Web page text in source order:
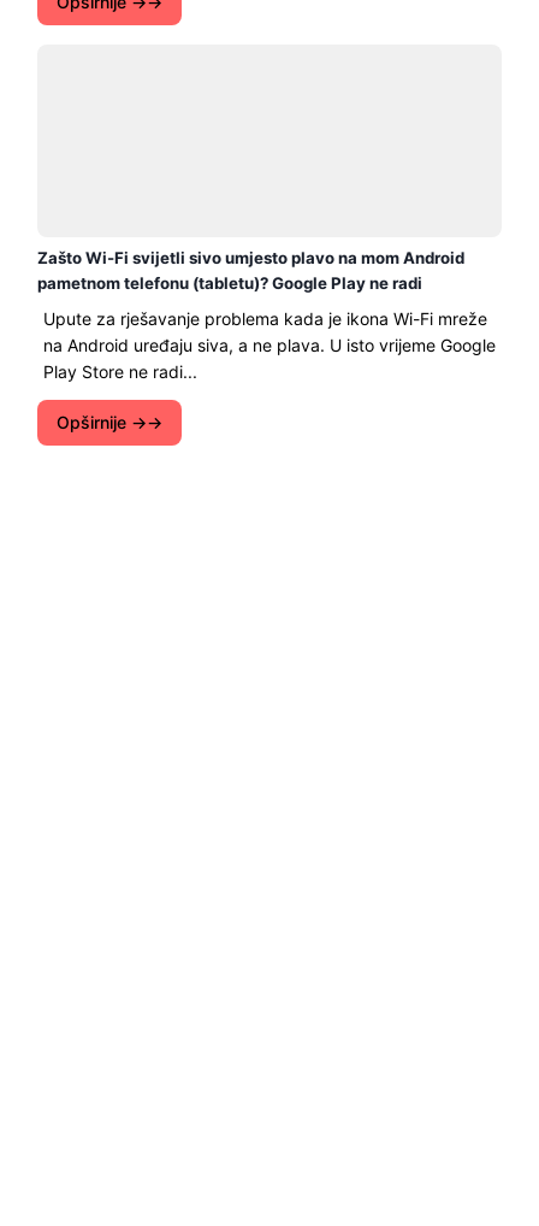
Zašto Wi-Fi svijetli sivo umjesto plavo na mom Android
pametnom telefonu (tabletu)? Google Play ne radi
Upute za rješavanje problema kada je ikona Wi-Fi mreže
na Android uređaju siva, a ne plava. U isto vrijeme Google
Play Store ne radi...
Opširnije →